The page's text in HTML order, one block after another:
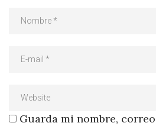
Guarda mi nombre,